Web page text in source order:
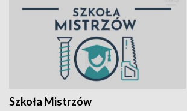
Szkoła Mistrzów